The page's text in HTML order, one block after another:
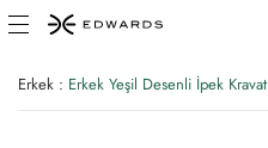
Erkek : Erkek Yeşil Desenli İpek Kravat